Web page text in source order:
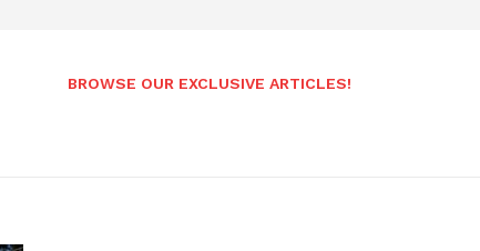
BROWSE OUR EXCLUSIVE ARTICLES!